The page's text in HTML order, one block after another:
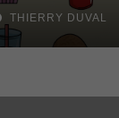
THIERRY DUVAL